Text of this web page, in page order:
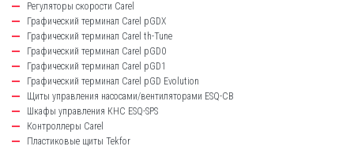
Регуляторы скорости Carel
Графический терминал Carel pGDX
Графический терминал Carel th-Tune
Графический терминал Carel pGD0
Графический терминал Carel pGD1
Графический терминал Carel pGD Evolution
Щиты управления насосами/вентиляторами ESQ-CB
Шкафы управления КНС ESQ-SPS
Контроллеры Carel
Пластиковые щиты Tekfor